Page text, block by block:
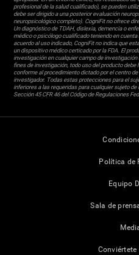
profesional de la salud cualificado), se pueden
debe ser dirigido a una posterior evaluación
neuropsicológico completo). CogniFit no ofrece
Un diagnóstico de TDAH, dislexia, demencia o
médico o psicólogo cualificado teniendo en
acuerdo al uso indicado, CogniFit no indica que
un dispositivo médico certicado por la FDA. El
investigación en cualquier campo de
fines de investigación, todo uso del producto
conforme al procedimiento dictado por el centro
investigador. Todas estas protecciones para el
inferiores a las requeridas para cualquier sujeto
Sección 45 CFR 46 del Código de Regulaciones
Política de
Equipo
Sala de